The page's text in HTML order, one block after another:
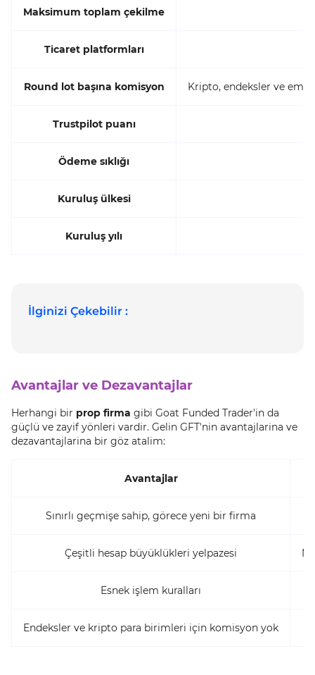
Maksimum toplam çekilme
Ticaret platformları
Round lot başına komisyon Kripto, endeksler ve
Trustpilot puanı
Ödeme sıklığı
Kuruluş ülkesi
Kuruluş yılı
İlginizi Çekebilir :
Avantajlar ve Dezavantajlar
Herhangi bir prop firma gibi Goat Funded Trader'in da
güçlü ve zayif yönleri vardir. Gelin GFT'nin avantajlarina ve
dezavantajlarina bir göz atalim:
Avantajlar
Sınırlı geçmişe sahip, görece yeni bir firma
Çeşitli hesap büyüklükleri yelpazesi
Esnek işlem kuralları
Endeksler ve kripto para birimleri için komisyon yok